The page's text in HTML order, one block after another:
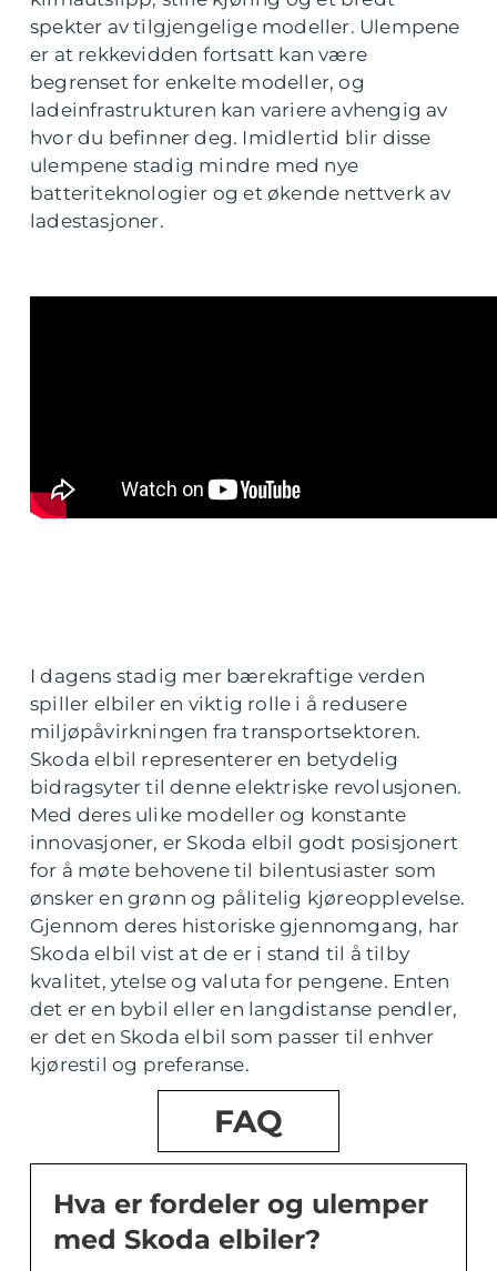
spekter av tilgjengelige modeller. Ulempene
er at rekkevidden fortsatt kan være
begrenset for enkelte modeller, og
ladeinfrastrukturen kan variere avhengig av
hvor du befinner deg. Imidlertid blir disse
ulempene stadig mindre med nye
batteriteknologier og et økende nettverk av
ladestasjoner.
I dagens stadig mer bærekraftige verden
spiller elbiler en viktig rolle i å redusere
miljøpåvirkningen fra transportsektoren.
Skoda elbil representerer en betydelig
bidragsyter til denne elektriske revolusjonen.
Med deres ulike modeller og konstante
innovasjoner, er Skoda elbil godt posisjonert
for å møte behovene til bilentusiaster som
ønsker en grønn og pålitelig kjøreopplevelse.
Gjennom deres historiske gjennomgang, har
Skoda elbil vist at de er i stand til å tilby
kvalitet, ytelse og valuta for pengene. Enten
det er en bybil eller en langdistanse pendler,
er det en Skoda elbil som passer til enhver
kjørestil og preferanse.
FAQ
Hva er fordeler og ulemper
med Skoda elbiler?